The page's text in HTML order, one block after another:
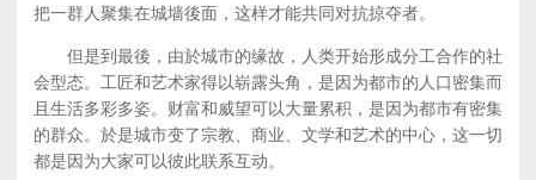
把一群人聚集在城墙後面，这样才能共同对抗掠夺者。
但是到最後，由於城市的缘故，人类开始形成分工合作的社
会型态。工匠和艺术家得以崭露头角，是因为都市的人口密集而
且生活多彩多姿。财富和威望可以大量累积，是因为都市有密集
的群众。於是城市变了宗教、商业、文学和艺术的中心，这一切
都是因为大家可以彼此联系互动。